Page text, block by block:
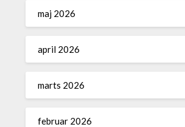
maj 2026
april 2026
marts 2026
februar 2026